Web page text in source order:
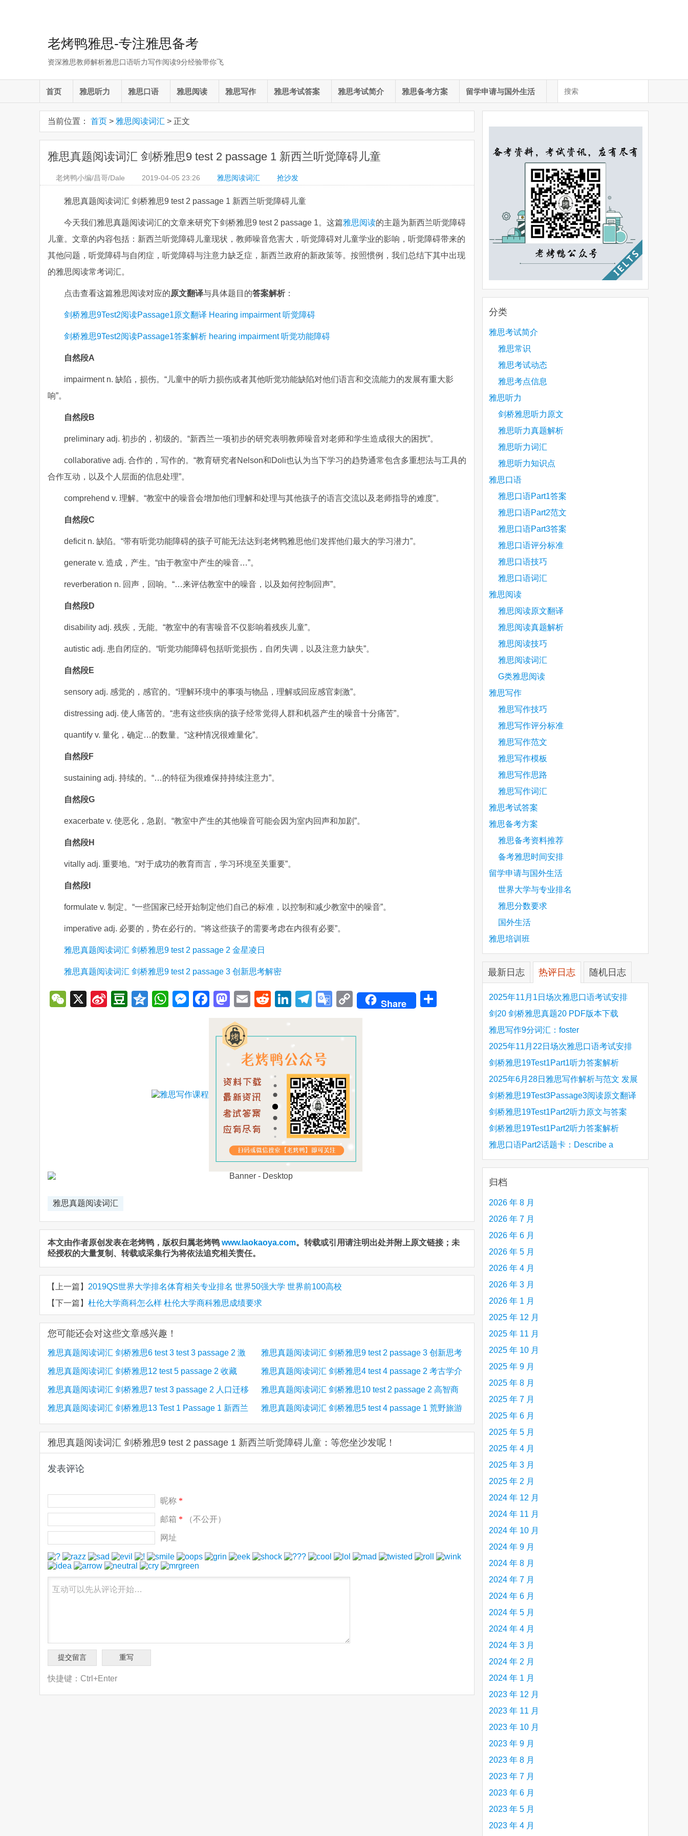
老烤鸭雅思-专注雅思备考
资深雅思教师解析雅思口语听力写作阅读9分经验带你飞
首页 雅思听力 雅思口语 雅思阅读 雅思写作 雅思考试答案 雅思考试简介 雅思备考方案 留学申请与国外生活
当前位置： 首页 > 雅思阅读词汇 > 正文
雅思真题阅读词汇 剑桥雅思9 test 2 passage 1 新西兰听觉障碍儿童
老烤鸭小编/昌哥/Dale 2019-04-05 23:26 雅思阅读词汇 抢沙发
雅思真题阅读词汇 剑桥雅思9 test 2 passage 1 新西兰听觉障碍儿童
今天我们雅思真题阅读词汇的文章来研究下剑桥雅思9 test 2 passage 1。这篇雅思阅读的主题为新西兰听觉障碍
儿童。文章的内容包括：新西兰听觉障碍儿童现状，教师噪音危害大，听觉障碍对儿童学业的影响，听觉障碍带来的
其他问题，听觉障碍与自闭症，听觉障碍与注意力缺乏症，新西兰政府的新政策等。按照惯例，我们总结下其中出现
的雅思阅读常考词汇。
点击查看这篇雅思阅读对应的原文翻译与具体题目的答案解析：
剑桥雅思9Test2阅读Passage1原文翻译 Hearing impairment 听觉障碍
剑桥雅思9Test2阅读Passage1答案解析 hearing impairment 听觉功能障碍
自然段A
impairment n. 缺陷，损伤。“儿童中的听力损伤或者其他听觉功能缺陷对他们语言和交流能力的发展有重大影
响”。
自然段B
preliminary adj. 初步的，初级的。“新西兰一项初步的研究表明教师噪音对老师和学生造成很大的困扰”。
collaborative adj. 合作的，写作的。“教育研究者Nelson和Doli也认为当下学习的趋势通常包含多重想法与工具的
合作互动，以及个人层面的信息处理”。
comprehend v. 理解。“教室中的噪音会增加他们理解和处理与其他孩子的语言交流以及老师指导的难度”。
自然段C
deficit n. 缺陷。“带有听觉功能障碍的孩子可能无法达到老烤鸭雅思他们发挥他们最大的学习潜力”。
generate v. 造成，产生。“由于教室中产生的噪音…”。
reverberation n. 回声，回响。“…来评估教室中的噪音，以及如何控制回声”。
自然段D
disability adj. 残疾，无能。“教室中的有害噪音不仅影响着残疾儿童”。
autistic adj. 患自闭症的。“听觉功能障碍包括听觉损伤，自闭失调，以及注意力缺失”。
自然段E
sensory adj. 感觉的，感官的。“理解环境中的事项与物品，理解或回应感官刺激”。
distressing adj. 使人痛苦的。“患有这些疾病的孩子经常觉得人群和机器产生的噪音十分痛苦”。
quantify v. 量化，确定…的数量。“这种情况很难量化”。
自然段F
sustaining adj. 持续的。“…的特征为很难保持持续注意力”。
自然段G
exacerbate v. 使恶化，急剧。“教室中产生的其他噪音可能会因为室内回声和加剧”。
自然段H
vitally adj. 重要地。“对于成功的教育而言，学习环境至关重要”。
自然段I
formulate v. 制定。“一些国家已经开始制定他们自己的标准，以控制和减少教室中的噪音”。
imperative adj. 必要的，势在必行的。“将这些孩子的需要考虑在内很有必要”。
雅思真题阅读词汇 剑桥雅思9 test 2 passage 2 金星凌日
雅思真题阅读词汇 剑桥雅思9 test 2 passage 3 创新思考解密
WeChat
X
SinaDouban
QzoneWhatsApp
Messenger
Facebook
Mastodon
EmailRedditLinkedIn
Telegram
Google
CopyShare
雅思真题阅读词汇
本文由作者原创发表在老烤鸭，版权归属老烤鸭 www.laokaoya.com。转载或引用请注明出处并附上原文链接；未
经授权的大量复制、转载或采集行为将依法追究相关责任。
【上一篇】 2019QS世界大学排名体育相关专业排名 世界50强大学 世界前100高校
【下一篇】 杜伦大学商科怎么样 杜伦大学商科雅思成绩要求
您可能还会对这些文章感兴趣！
雅思真题阅读词汇 剑桥雅思6 test 3 test 3 passage 2 激
励员工
雅思真题阅读词汇 剑桥雅思9 test 2 passage 3 创新思考
解密
雅思真题阅读词汇 剑桥雅思12 test 5 passage 2 收藏
collecting as a hobby
雅思真题阅读词汇 剑桥雅思4 test 4 passage 2 考古学介
绍
雅思真题阅读词汇 剑桥雅思7 test 3 passage 2 人口迁移
与遗传学
雅思真题阅读词汇 剑桥雅思10 test 2 passage 2 高智商
儿童与学习
雅思真题阅读词汇 剑桥雅思13 Test 1 Passage 1 新西兰 雅思真题阅读词汇 剑桥雅思5 test 4 passage 1 荒野旅游
雅思真题阅读词汇 剑桥雅思9 test 2 passage 1 新西兰听觉障碍儿童：等您坐沙发呢！
发表评论
昵称 *
邮箱 * （不公开）
网址
快捷键：Ctrl+Enter
分类
雅思考试简介
雅思常识
雅思考试动态
雅思考点信息
雅思听力
剑桥雅思听力原文
雅思听力真题解析
雅思听力词汇
雅思听力知识点
雅思口语
雅思口语Part1答案
雅思口语Part2范文
雅思口语Part3答案
雅思口语评分标准
雅思口语技巧
雅思口语词汇
雅思阅读
雅思阅读原文翻译
雅思阅读真题解析
雅思阅读技巧
雅思阅读词汇
G类雅思阅读
雅思写作
雅思写作技巧
雅思写作评分标准
雅思写作范文
雅思写作模板
雅思写作思路
雅思写作词汇
雅思考试答案
雅思备考方案
雅思备考资料推荐
备考雅思时间安排
留学申请与国外生活
世界大学与专业排名
雅思分数要求
国外生活
雅思培训班
最新日志 热评日志 随机日志
2025年11月1日场次雅思口语考试安排
剑20 剑桥雅思真题20 PDF版本下载
雅思写作9分词汇：foster
2025年11月22日场次雅思口语考试安排
剑桥雅思19Test1Part1听力答案解析
Hinchingbrooke Country Park
2025年6月28日雅思写作解析与范文 发展
旅游业 手把手带你写高分范文
剑桥雅思19Test3Passage3阅读原文翻译
Is the era of artificial speech translation
upon us 人工智能语言翻译
剑桥雅思19Test1Part2听力原文与答案
Stanthorpe Twinning Association
剑桥雅思19Test1Part2听力答案解析
Stanthorpe Twinning Association
雅思口语Part2话题卡：Describe a
creative person (e.g. an artist, a musician,
etc.) you admire 钦佩的有创造力的人
归档
2026 年 8 月
2026 年 7 月
2026 年 6 月
2026 年 5 月
2026 年 4 月
2026 年 3 月
2026 年 1 月
2025 年 12 月
2025 年 11 月
2025 年 10 月
2025 年 9 月
2025 年 8 月
2025 年 7 月
2025 年 6 月
2025 年 5 月
2025 年 4 月
2025 年 3 月
2025 年 2 月
2024 年 12 月
2024 年 11 月
2024 年 10 月
2024 年 9 月
2024 年 8 月
2024 年 7 月
2024 年 6 月
2024 年 5 月
2024 年 4 月
2024 年 3 月
2024 年 2 月
2024 年 1 月
2023 年 12 月
2023 年 11 月
2023 年 10 月
2023 年 9 月
2023 年 8 月
2023 年 7 月
2023 年 6 月
2023 年 5 月
2023 年 4 月